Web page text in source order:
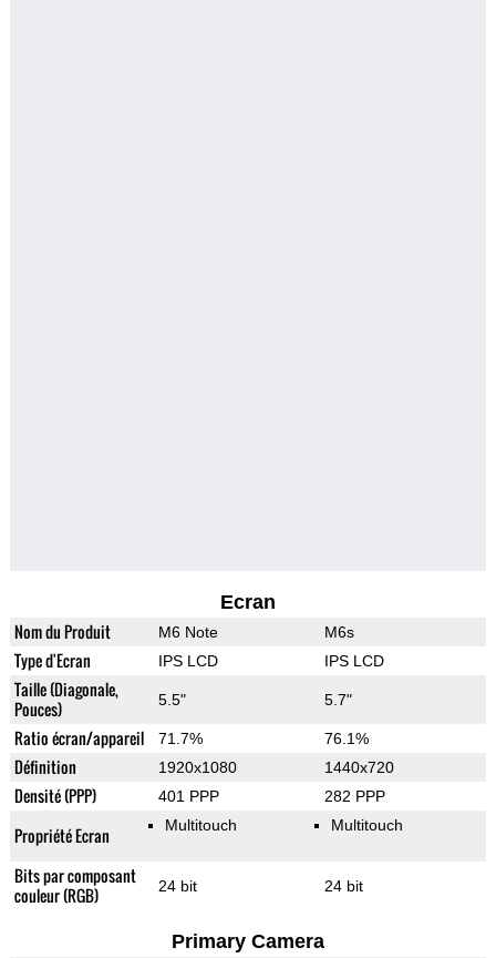
Ecran
Nom du Produit M6 Note M6s
Type d'Ecran IPS LCD IPS LCD
Taille (Diagonale,
Pouces)
5.5" 5.7"
Ratio écran/appareil 71.7% 76.1%
Définition 1920x1080 1440x720
Densité (PPP) 401 PPP 282 PPP
Propriété Ecran Multitouch Multitouch
Bits par composant
couleur (RGB)
24 bit 24 bit
Primary Camera